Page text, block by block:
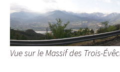
Vue sur le Massif des Trois-